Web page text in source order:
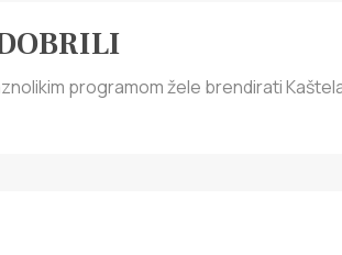
programom žele brendirati